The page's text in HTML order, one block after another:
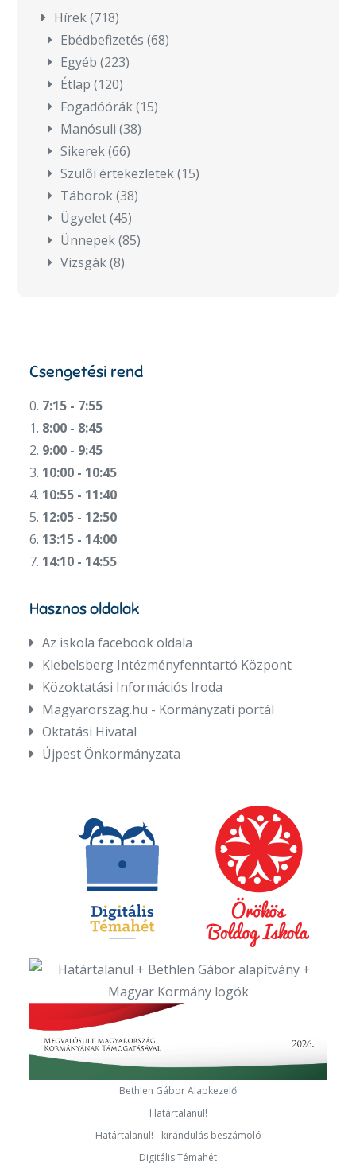
Hírek(718)
Ebédbefizetés (68)
Egyéb (223)
Étlap (120)
Fogadóórák(15)
Manósuli (38)
Sikerek(66)
Szülői értekezletek(15)
Táborok(38)
Ügyelet(45)
Ünnepek(85)
Vizsgák(8)
Csengetési rend
0. 7:15 - 7:55
1. 8:00 - 8:45
2. 9:00 - 9:45
3. 10:00 - 10:45
4. 10:55 - 11:40
5. 12:05 - 12:50
6. 13:15 - 14:00
7. 14:10 - 14:55
Hasznos oldalak
Az iskola facebook oldala
Klebelsberg Intézményfenntartó Központ
Közoktatási Információs Iroda
Magyarorszag.hu - Kormányzati portál
Oktatási Hivatal
Újpest Önkormányzata
Bethlen Gábor Alapkezelő
Határtalanul!
Határtalanul! - kirándulás beszámoló
Digitális Témahét